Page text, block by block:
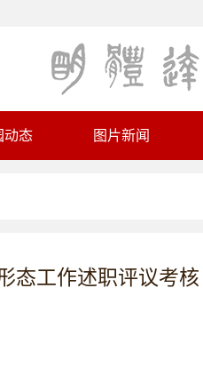
动态 图片新闻
态工作述职评议考核